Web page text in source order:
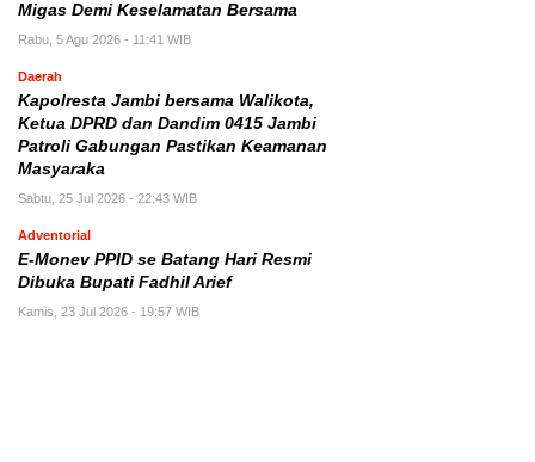
Migas Demi Keselamatan Bersama
Rabu, 5 Agu 2026 - 11:41 WIB
Daerah
Kapolresta Jambi bersama Walikota,
Ketua DPRD dan Dandim 0415 Jambi
Patroli Gabungan Pastikan Keamanan
Masyaraka
Sabtu, 25 Jul 2026 - 22:43 WIB
Adventorial
E-Monev PPID se Batang Hari Resmi
Dibuka Bupati Fadhil Arief
Kamis, 23 Jul 2026 - 19:57 WIB